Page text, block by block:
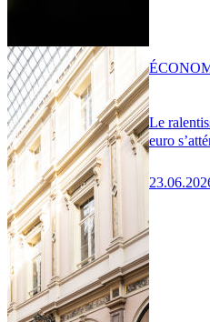
Le
euro